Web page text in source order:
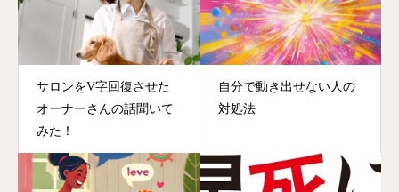
サロンをV字回復させた
オーナーさんの話聞いて
みた！
自分で動き出せない人の
対処法